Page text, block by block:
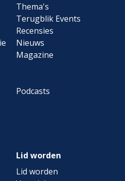
Thema's
Terugblik Events
Recensies
Nieuws
Magazine
Podcasts
Lid worden
Lid worden